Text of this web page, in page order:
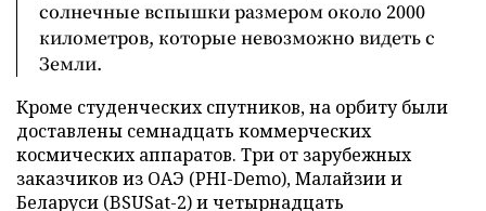
солнечные вспышки размером около 2000
километров, которые невозможно видеть с
Земли.
Кроме студенческих спутников, на орбиту были
доставлены семнадцать коммерческих
космических аппаратов. Три от зарубежных
заказчиков из ОАЭ (PHI-Demo), Малайзии и
Беларуси (BSUSat-2) и четырнадцать